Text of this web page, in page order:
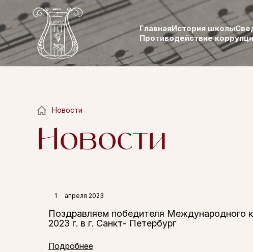
ГлавнаяИстория школы
Противодействие
Новости
Новости
1 апреля 2023
Поздравляем победителя Международного
2023 г. в г. Санкт- Петербург
Подробнее